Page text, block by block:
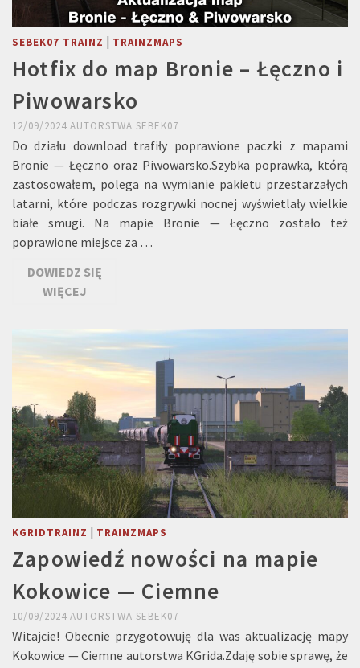
SEBEK07 TRAINZ | TRAINZMAPS
Hotfix do map Bronie – Łęczno i
Piwowarsko
12/09/2024 AUTORSTWA SEBEK07
Do działu download trafiły poprawione paczki z mapami
Bronie — Łęczno oraz Piwowarsko.Szybka poprawka, którą
zastosowałem, polega na wymianie pakietu przestarzałych
latarni, które podczas rozgrywki nocnej wyświetlały wielkie
białe smugi. Na mapie Bronie — Łęczno zostało też
poprawione miejsce za …
DOWIEDZ SIĘ
WIĘCEJ
KGRIDTRAINZ | TRAINZMAPS
Zapowiedź nowości na mapie
Kokowice — Ciemne
10/09/2024 AUTORSTWA SEBEK07
Witajcie! Obecnie przygotowuję dla was aktualizację mapy
Kokowice — Ciemne autorstwa KGrida.Zdaję sobie sprawę, że